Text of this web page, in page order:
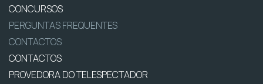
CONCURSOS
PERGUNTAS FREQUENTES
CONTACTOS
CONTACTOS
PROVEDORA DO TELESPECTADOR